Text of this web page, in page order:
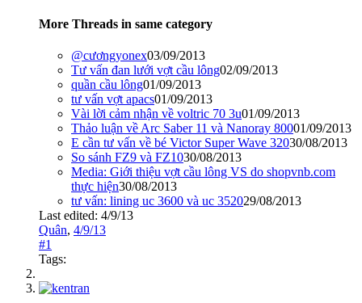
More Threads in same category
@cươngyonex03/09/2013
Tư vấn đan lưới vợt cầu lông02/09/2013
quần cầu lông01/09/2013
tư vấn vợt apacs01/09/2013
Vài lời cảm nhận về voltric 70 3u01/09/2013
Thảo luận về Arc Saber 11 và Nanoray 80001/09/2013
E cần tư vấn về bé Victor Super Wave 32030/08/2013
So sánh FZ9 và FZ1030/08/2013
Media: Giới thiệu vợt cầu lông VS do shopvnb.com
thực hiện30/08/2013
tư vấn: lining uc 3600 và uc 352029/08/2013
Last edited: 4/9/13
Quân, 4/9/13
#1
Tags: